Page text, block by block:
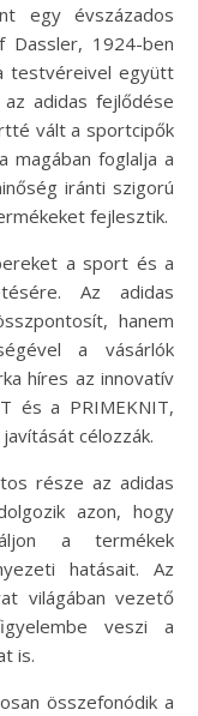
egy évszázados
Dassler, 1924-ben
testvéreivel együtt
adidas fejlődése
vált a sportcipők
magában foglalja a
iránti szigorú
fejlesztik.
a sport és a
Az adidas
hanem
a vásárlók
híres az innovatív
és a PRIMEKNIT,
célozzák.
része az adidas
azon, hogy
a termékek
hatásait. Az
világában vezető
veszi a
is.
összefonódik a